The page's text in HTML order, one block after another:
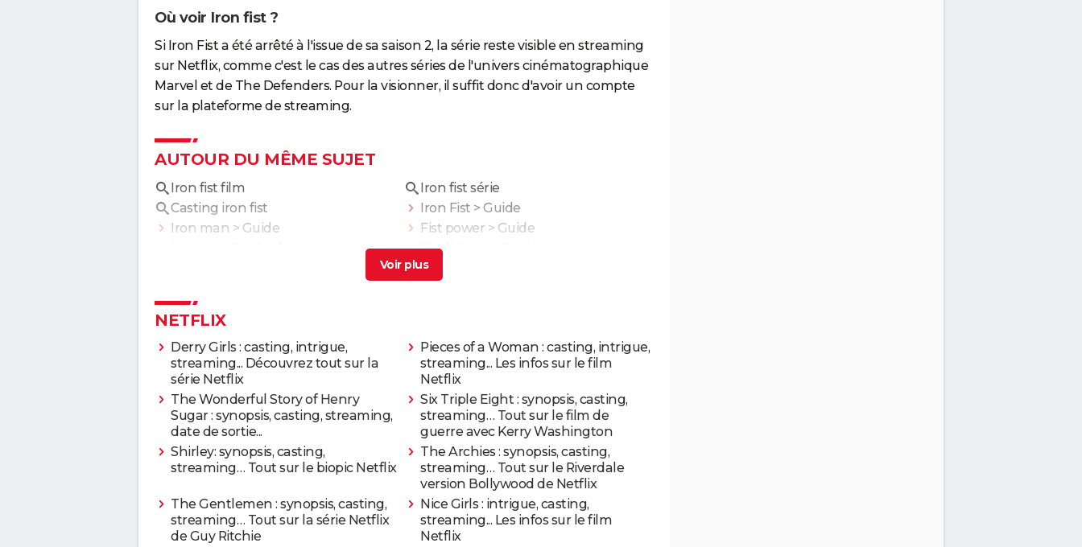
Où voir Iron fist ?
Si Iron Fist a été arrêté à l'issue de sa saison 2, la série reste visible en streaming
sur Netflix, comme c'est le cas des autres séries de l'univers cinématographique
Marvel et de The Defenders. Pour la visionner, il suffit donc d'avoir un compte
sur la plateforme de streaming.
AUTOUR DU MÊME SUJET
Iron fist film
Iron fist série
Casting iron fist
Iron Fist > Guide
Iron man > Guide Fist power > Guide
Fist fighter
NETFLIX
Derry Girls : casting, intrigue,
streaming... Découvrez tout sur la
série Netflix
Pieces of a Woman : casting, intrigue,
streaming... Les infos sur le film
Netflix
The Wonderful Story of Henry
Sugar : synopsis, casting, streaming,
date de sortie...
Six Triple Eight : synopsis, casting,
streaming… Tout sur le film de
guerre avec Kerry Washington
Shirley: synopsis, casting,
streaming… Tout sur le biopic Netflix
The Archies : synopsis, casting,
streaming… Tout sur le Riverdale
version Bollywood de Netflix
The Gentlemen : synopsis, casting,
streaming… Tout sur la série Netflix
de Guy Ritchie
Nice Girls : intrigue, casting,
streaming... Les infos sur le film
Netflix